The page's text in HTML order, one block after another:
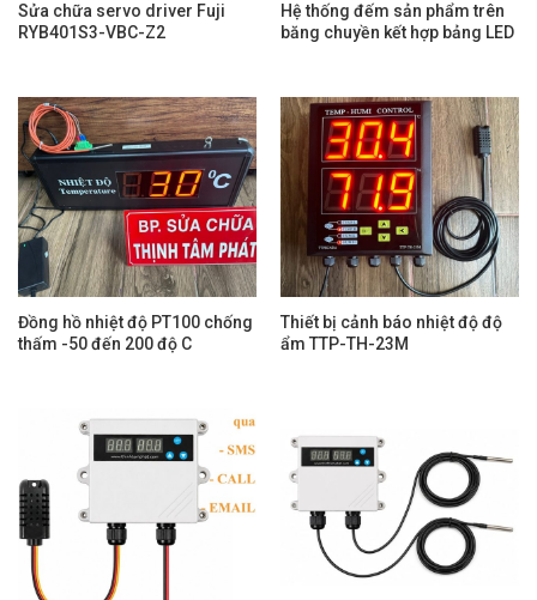
Sửa chữa servo driver Fuji
RYB401S3-VBC-Z2
Hệ thống đếm sản phẩm trên
băng chuyền kết hợp bảng LED
Đồng hồ nhiệt độ PT100 chống
thấm -50 đến 200 độ C
Thiết bị cảnh báo nhiệt độ độ
ẩm TTP-TH-23M